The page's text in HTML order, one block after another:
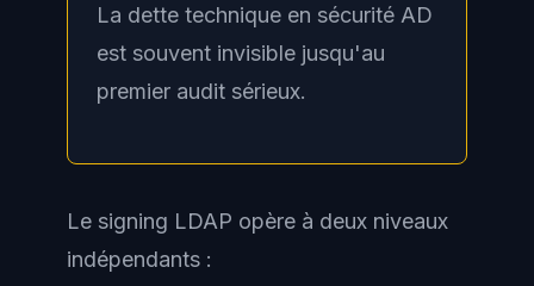
La dette technique en sécurité AD
est souvent invisible jusqu'au
premier audit sérieux.
Le signing LDAP opère à deux niveaux
indépendants :